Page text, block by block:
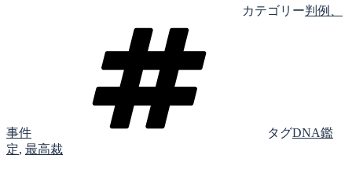
カテゴリー判例、
事件 タグDNA鑑
定, 最高裁